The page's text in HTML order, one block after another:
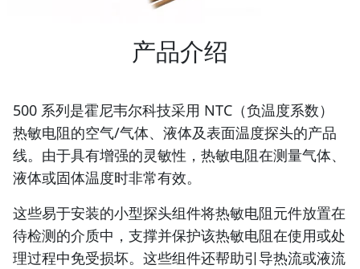
产品介绍
500 系列是霍尼韦尔科技采用 NTC（负温度系数）
热敏电阻的空气/气体、液体及表面温度探头的产品
线。由于具有增强的灵敏性，热敏电阻在测量气体、
液体或固体温度时非常有效。
这些易于安装的小型探头组件将热敏电阻元件放置在
待检测的介质中，支撑并保护该热敏电阻在使用或处
理过程中免受损坏。这些组件还帮助引导热流或液流